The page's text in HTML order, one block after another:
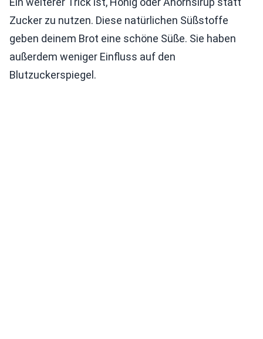
Zucker zu nutzen. Diese natürlichen Süßstoffe
geben deinem Brot eine schöne Süße. Sie haben
außerdem weniger Einfluss auf den
Blutzuckerspiegel.